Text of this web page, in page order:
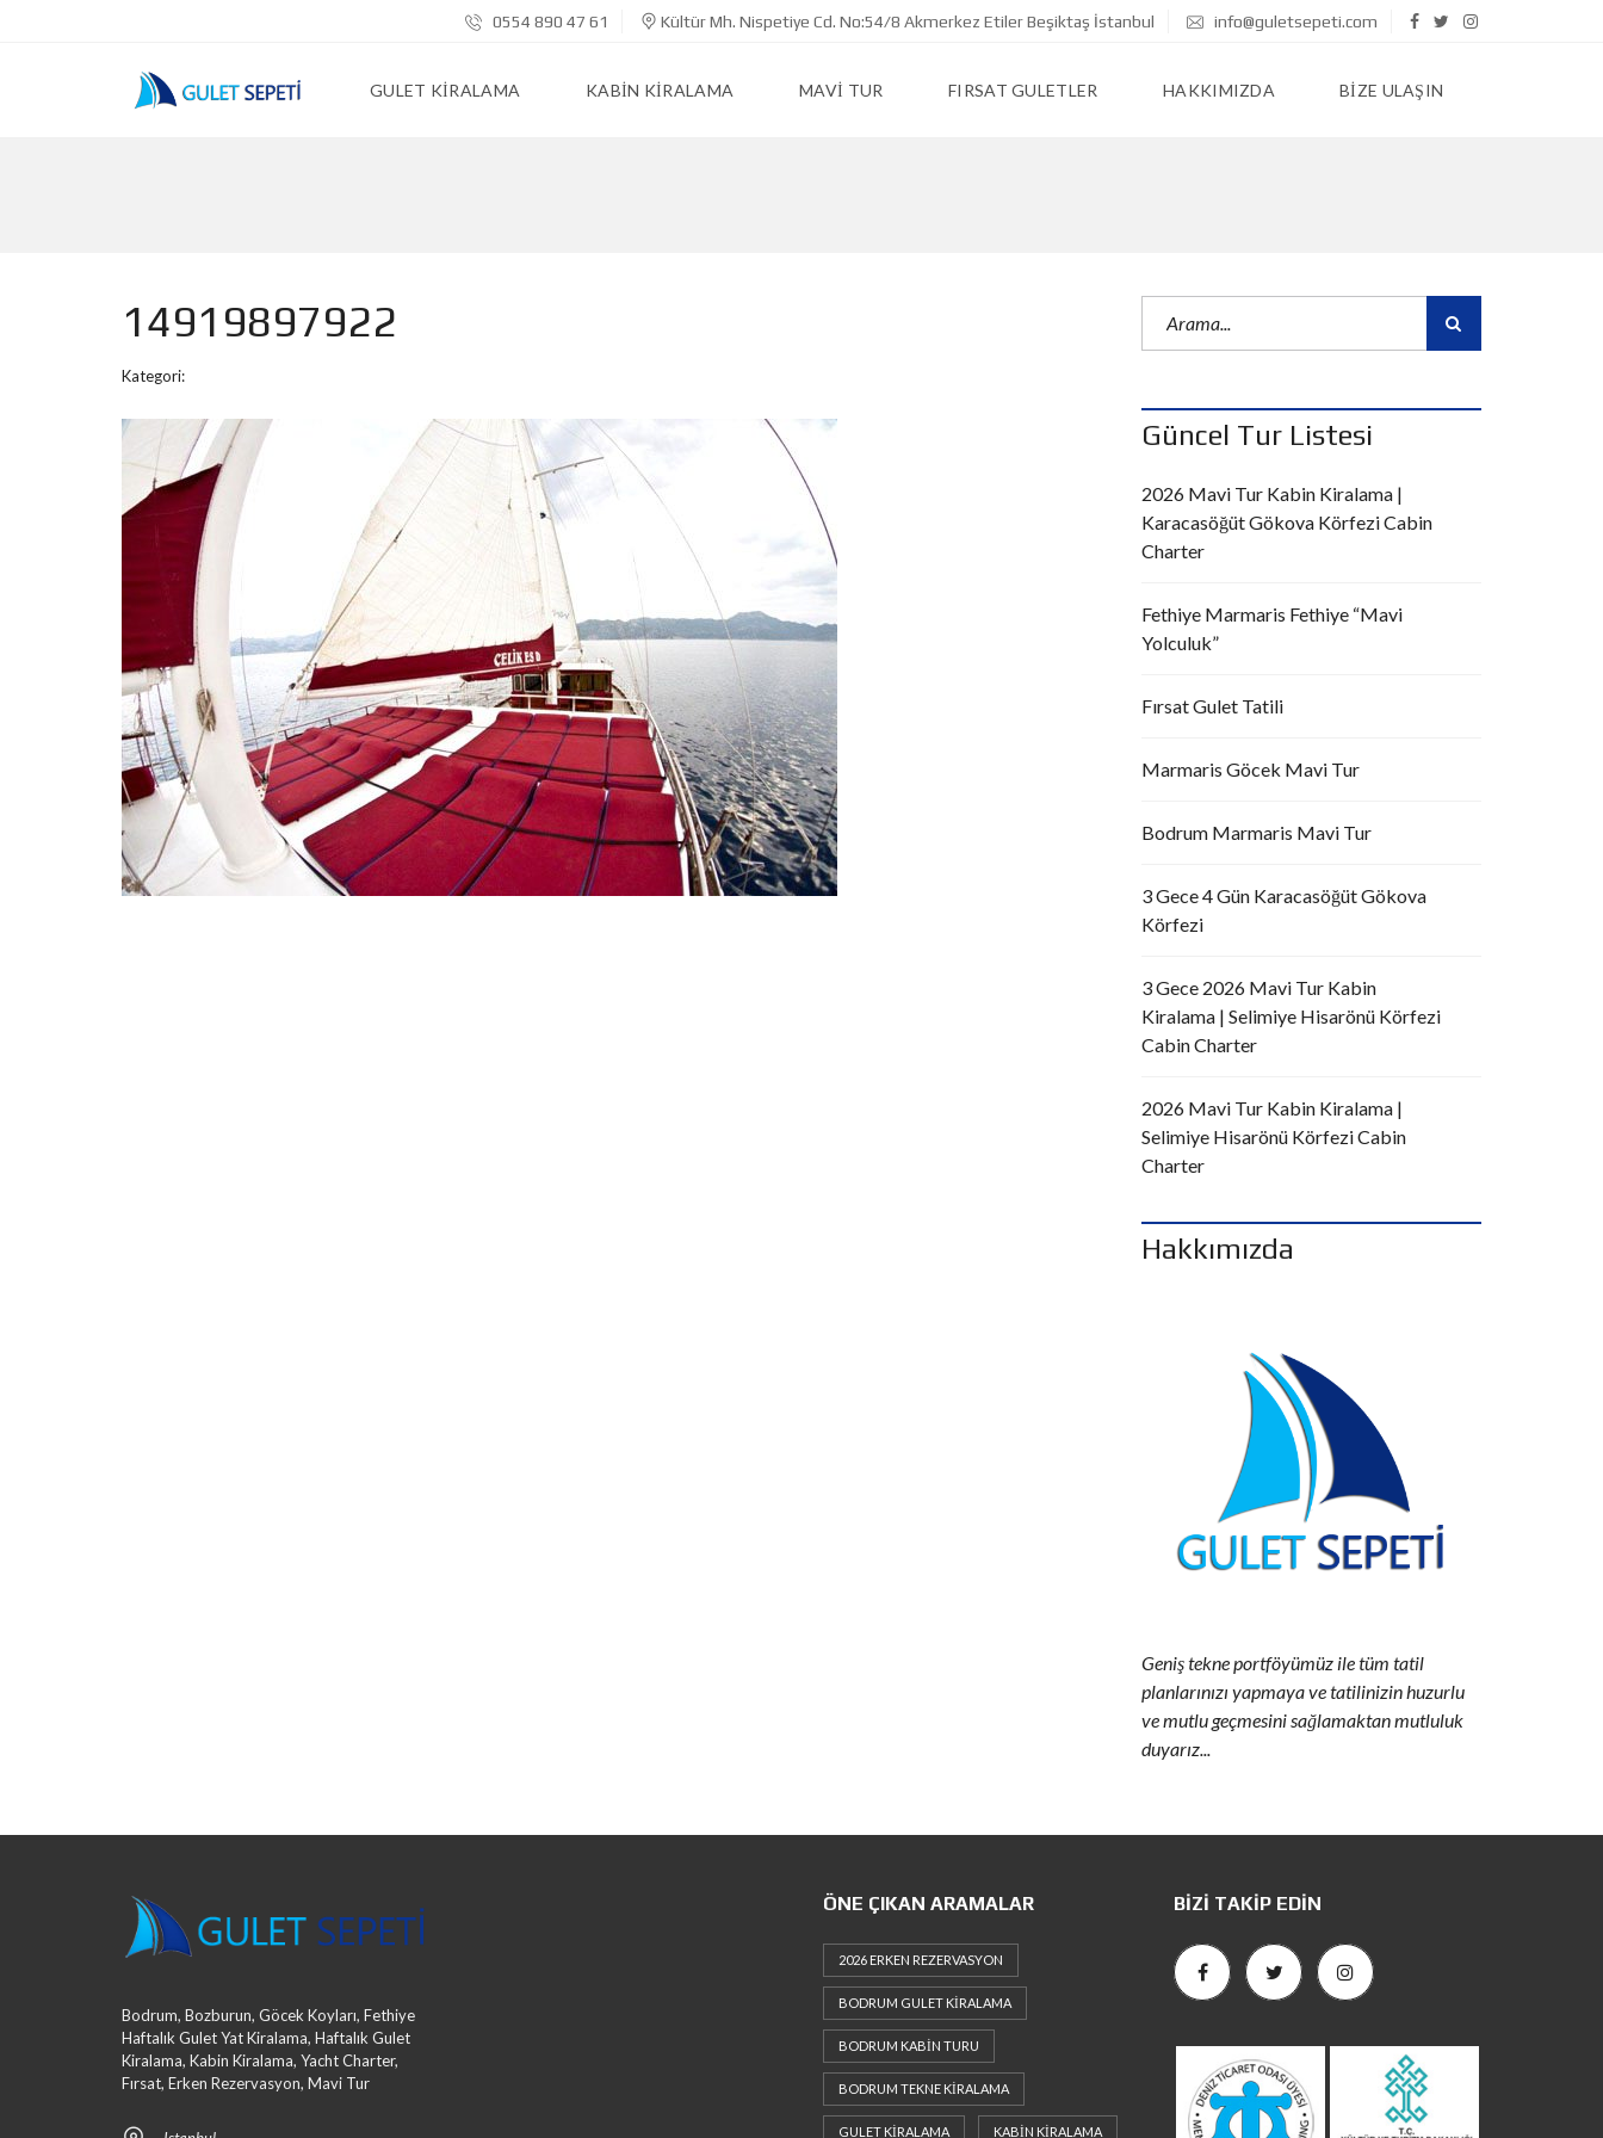
0554 890 47 61 Kültür Mh. Nispetiye Cd. No:54/8 Akmerkez Etiler Beşiktaş İstanbul info@guletsepeti.com
GULET KIRALAMA KABIN KIRALAMA MAVI TUR FIRSAT GULETLER HAKKIMIZDA BIZE ULAŞIN
14919897922
Kategori:
Güncel Tur Listesi
2026 Mavi Tur Kabin Kiralama |
Karacasöğüt Gökova Körfezi Cabin
Charter
Fethiye Marmaris Fethiye “Mavi
Yolculuk”
Fırsat Gulet Tatili
Marmaris Göcek Mavi Tur
Bodrum Marmaris Mavi Tur
3 Gece 4 Gün Karacasöğüt Gökova
Körfezi
3 Gece 2026 Mavi Tur Kabin
Kiralama | Selimiye Hisarönü Körfezi
Cabin Charter
2026 Mavi Tur Kabin Kiralama |
Selimiye Hisarönü Körfezi Cabin
Charter
Hakkımızda
Geniş tekne portföyümüz ile tüm tatil
planlarınızı yapmaya ve tatilinizin huzurlu
ve mutlu geçmesini sağlamaktan mutluluk
duyarız...
Bodrum, Bozburun, Göcek Koyları, Fethiye
Haftalık Gulet Yat Kiralama, Haftalık Gulet
Kiralama, Kabin Kiralama, Yacht Charter,
Fırsat, Erken Rezervasyon, Mavi Tur
ÖNE ÇIKAN ARAMALAR
2026 ERKEN REZERVASYON
BODRUM GULET KIRALAMA
BODRUM KABIN TURU
BODRUM TEKNE KIRALAMA
GULET KIRALAMA KABIN KIRALAMA
BIZI TAKIP EDIN